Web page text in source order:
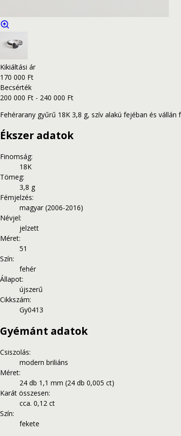
Kikiáltási ár
170 000 Ft
Becsérték
200 000 Ft - 240 000 Ft
Fehérarany gyűrű 18K 3,8 g, szív alakú fejéban és
Ékszer adatok
Finomság:
18K
Tömeg:
3,8 g
Fémjelzés:
magyar (2006-2016)
Névjel:
jelzett
Méret:
51
Szín:
fehér
Állapot:
újszerű
Cikkszám:
Gy0413
Gyémánt adatok
Csiszolás:
modern briliáns
Méret:
24 db 1,1 mm (24 db 0,005 ct)
Karát összesen:
cca. 0,12 ct
Szín:
fekete